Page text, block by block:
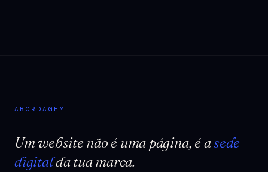
ABORDAGEM
Um website não é uma página, é asede
digitalda tua marca.